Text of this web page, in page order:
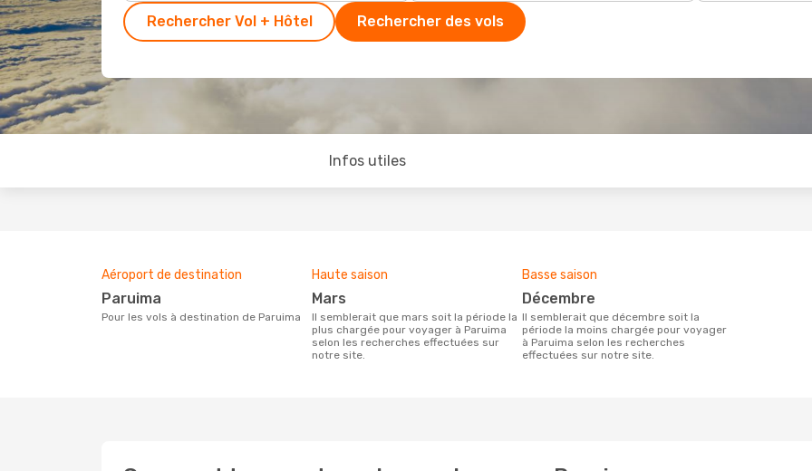
Rechercher Vol + Hôtel Rechercher des vols
Infos utiles
Aéroport de destination
Paruima
Pour les vols à destination de Paruima
Haute saison
mars
Il semblerait que mars soit la période la
plus chargée pour voyager à Paruima
selon les recherches effectuées sur
notre site.
Basse saison
décembre
Il semblerait que décembre soit la
période la moins chargée pour voyager
à Paruima selon les recherches
effectuées sur notre site.